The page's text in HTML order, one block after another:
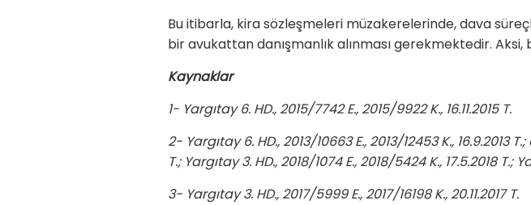
Bu itibarla, kira sözleşmeleri müzakerelerinde, dava
bir avukattan danışmanlık alınması gerekmektedir.
Kaynaklar
1- Yargıtay 6. HD., 2015/7742 E., 2015/9922 K., 16.11.2015 T.
2- Yargıtay 6. HD., 2013/10663 E., 2013/12453 K., 16.9.2013
T.; Yargıtay 3. HD., 2018/1074 E., 2018/5424 K., 17.5.2018 T.;
3- Yargıtay 3. HD., 2017/5999 E., 2017/16198 K., 20.11.2017 T.